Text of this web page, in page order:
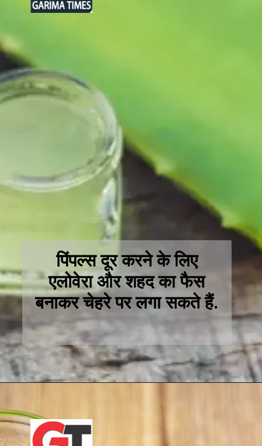
पिंपल्स दूर करने के लिए
एलोवेरा और शहद का फैस
बनाकर चेहरे पर लगा सकते हैं.